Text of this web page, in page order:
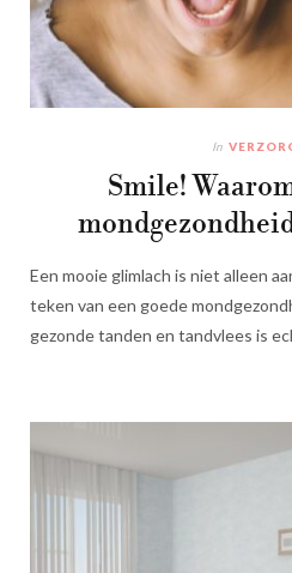
In
Smile!
Een mooie glimlach is niet alleen
teken van een goede
gezonde tanden en tandvlees is